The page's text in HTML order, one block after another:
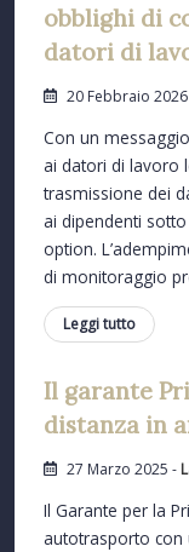
obblighi di
datori di
20 Febbraio
Con un
ai datori di lavoro
trasmissione dei
ai dipendenti
option.
di monitoraggio
Leggi tutto
Il garante
distanza in
27 Marzo 2025 -
Il Garante per la
autotrasporto con